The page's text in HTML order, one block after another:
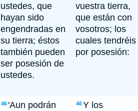
ustedes, que
hayan sido
engendradas en
su tierra; éstos
también pueden
ser posesión de
ustedes.
vuestra tierra,
que están con
vosotros; los
cuales tendréis
por posesión:
46 'Aun podrán
46Y los